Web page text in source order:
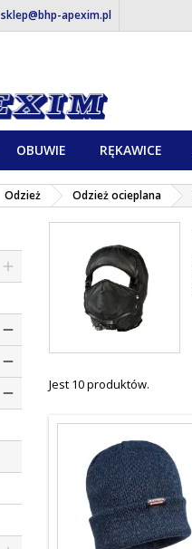
sklep@bhp-apexim.pl
OBUWIE RĘKAWICE
Odzież Odzież ocieplana
Jest 10 produktów.